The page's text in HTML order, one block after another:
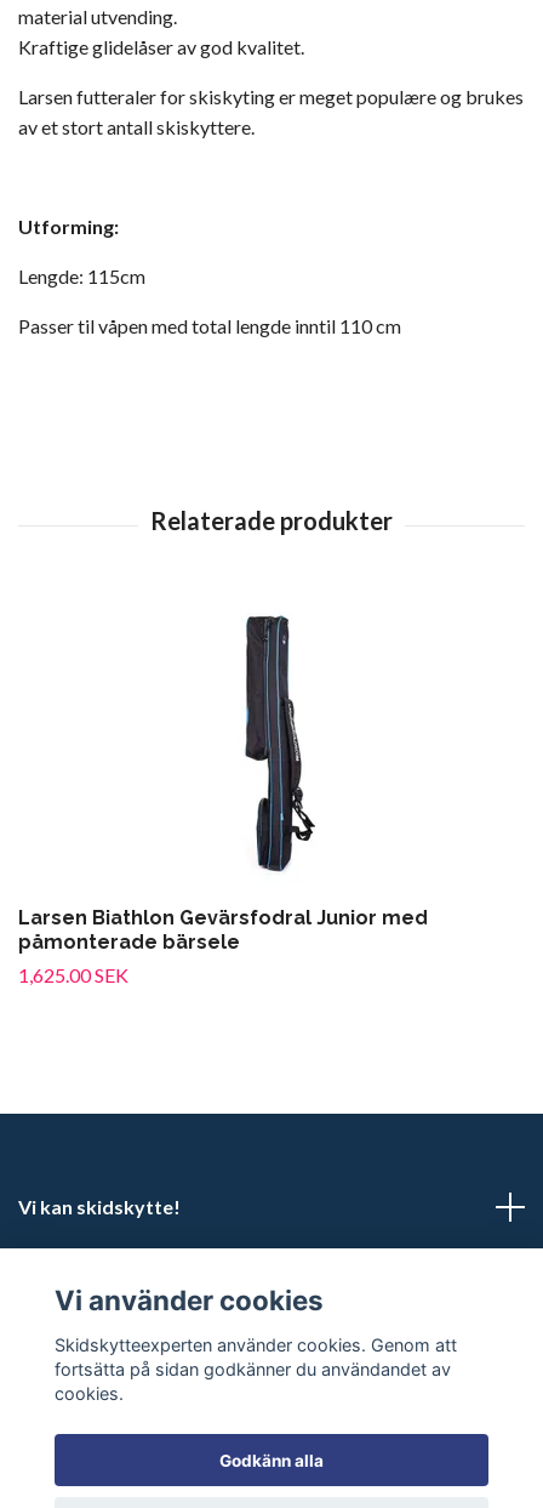
material utvending.
Kraftige glidelåser av god kvalitet.
Larsen futteraler for skiskyting er meget populære og brukes
av et stort antall skiskyttere.
Utforming:
Lengde: 115cm
Passer til våpen med total lengde inntil 110 cm
Larsen Biathlon Gevärsfodral Junior med
påmonterade bärsele
1,625.00 SEK
Vi kan skidskytte!
Sociala medier
Vi använder cookies
Skidskytteexperten använder cookies. Genom att
fortsätta på sidan godkänner du användandet av
cookies.
Godkänn alla